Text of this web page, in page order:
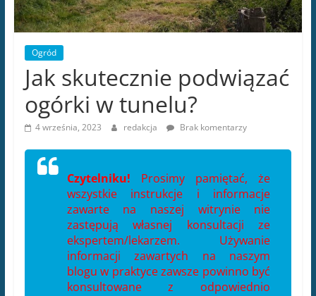
Ogród
Jak skutecznie podwiązać
ogórki w tunelu?
4 września, 2023 redakcja Brak komentarzy
Czytelniku! Prosimy pamiętać, że
wszystkie instrukcje i informacje
zawarte na naszej witrynie nie
zastępują własnej konsultacji ze
ekspertem/lekarzem. Używanie
informacji zawartych na naszym
blogu w praktyce zawsze powinno być
konsultowane z odpowiednio